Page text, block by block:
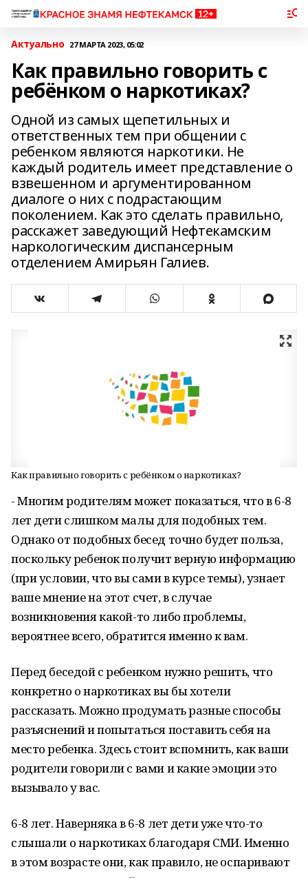
Актуально 27 МАРТА 2023, 05:02
Как правильно говорить с
ребёнком о наркотиках?
Одной из самых щепетильных и
ответственных тем при общении с
ребенком являются наркотики. Не
каждый родитель имеет представление о
взвешенном и аргументированном
диалоге о них с подрастающим
поколением. Как это сделать правильно,
расскажет заведующий Нефтекамским
наркологическим диспансерным
отделением Амирьян Галиев.
Как правильно говорить с ребёнком о наркотиках?
- Многим родителям может показаться, что в 6-8
лет дети слишком малы для подобных тем.
Однако от подобных бесед точно будет польза,
поскольку ребенок получит верную информацию
(при условии, что вы сами в курсе темы), узнает
ваше мнение на этот счет, в случае
возникновения какой-то либо проблемы,
вероятнее всего, обратится именно к вам.
Перед беседой с ребенком нужно решить, что
конкретно о наркотиках вы бы хотели
рассказать. Можно продумать разные способы
разъяснений и попытаться поставить себя на
место ребенка. Здесь стоит вспомнить, как ваши
родители говорили с вами и какие эмоции это
вызывало у вас.
6-8 лет. Наверняка в 6-8 лет дети уже что-то
слышали о наркотиках благодаря СМИ. Именно
в этом возрасте они, как правило, не оспаривают